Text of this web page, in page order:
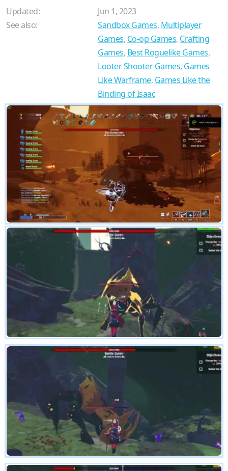
Updated:
Jun 1, 2023
See also:
Sandbox Games, Multiplayer
Games, Co-op Games, Crafting
Games, Best Roguelike Games,
Looter Shooter Games, Games
Like Warframe, Games Like the
Binding of Isaac